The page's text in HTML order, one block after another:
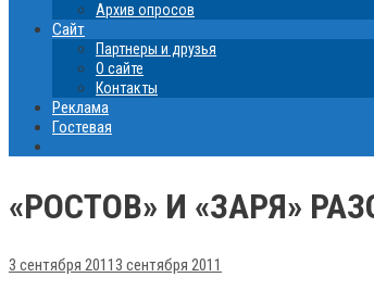
Архив опросов
Сайт
Партнеры и друзья
О сайте
Контакты
Реклама
Гостевая
«РОСТОВ» И «ЗАРЯ»
3 сентября 20113 сентября 2011